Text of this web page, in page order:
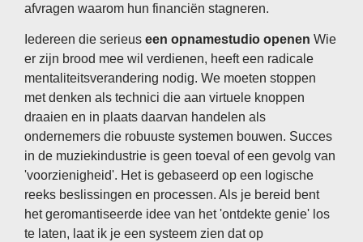
afvragen waarom hun financiën stagneren.
Iedereen die serieus een opnamestudio openen Wie
er zijn brood mee wil verdienen, heeft een radicale
mentaliteitsverandering nodig. We moeten stoppen
met denken als technici die aan virtuele knoppen
draaien en in plaats daarvan handelen als
ondernemers die robuuste systemen bouwen. Succes
in de muziekindustrie is geen toeval of een gevolg van
'voorzienigheid'. Het is gebaseerd op een logische
reeks beslissingen en processen. Als je bereid bent
het geromantiseerde idee van het 'ontdekte genie' los
te laten, laat ik je een systeem zien dat op